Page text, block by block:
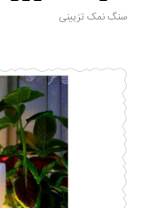
سنگ نمک تزیینی